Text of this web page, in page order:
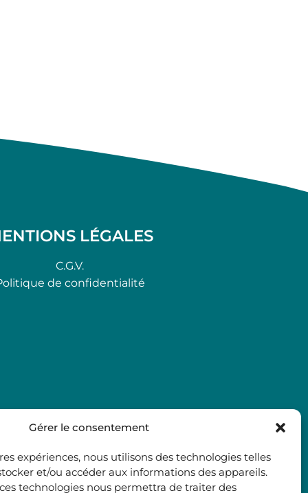
Gérer le consentement
expériences, nous utilisons des technologies telles
et/ou accéder aux informations des appareils.
technologies nous permettra de traiter des
LÉGALES
C.G.V.
de confidentialité